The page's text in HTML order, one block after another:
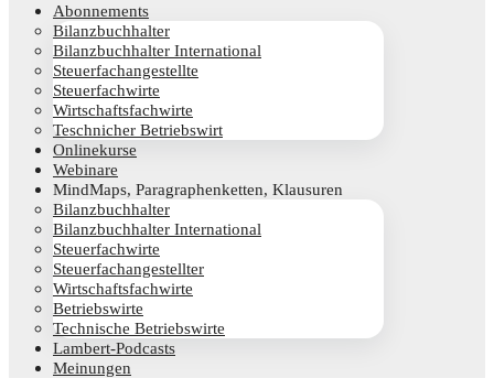
Abon­ne­ments
Bilanz­buch­hal­ter
Bilanz­buch­hal­ter International
Steu­er­fach­an­ge­stell­te
Steu­er­fach­wir­te
Wirt­schafts­fach­wir­te
Teschni­cher Betriebswirt
Online­kur­se
Web­i­na­re
Mind­Maps, Para­gra­phen­ket­ten, Klausuren
Bilanz­buch­hal­ter
Bilanz­buch­hal­ter International
Steu­er­fach­wir­te
Steu­er­fach­an­ge­stell­ter
Wirt­schafts­fach­wir­te
Betriebs­wir­te
Tech­ni­sche Betriebswirte
Lam­­bert-Pod­­casts
Mei­nun­gen